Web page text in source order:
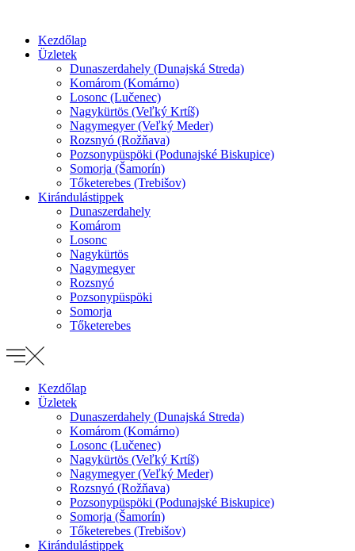
obsah
Kezdőlap
Üzletek
Dunaszerdahely (Dunajská Streda)
Komárom (Komárno)
Losonc (Lučenec)
Nagykürtös (Veľký Krtíš)
Nagymegyer (Veľký Meder)
Rozsnyó (Rožňava)
Pozsonypüspöki (Podunajské Biskupice)
Somorja (Šamorín)
Tőketerebes (Trebišov)
Kirándulástippek
Dunaszerdahely
Komárom
Losonc
Nagykürtös
Nagymegyer
Rozsnyó
Pozsonypüspöki
Somorja
Tőketerebes
Kezdőlap
Üzletek
Dunaszerdahely (Dunajská Streda)
Komárom (Komárno)
Losonc (Lučenec)
Nagykürtös (Veľký Krtíš)
Nagymegyer (Veľký Meder)
Rozsnyó (Rožňava)
Pozsonypüspöki (Podunajské Biskupice)
Somorja (Šamorín)
Tőketerebes (Trebišov)
Kirándulástippek